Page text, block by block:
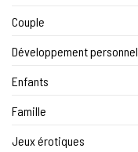
Couple
Développement personnel
Enfants
Famille
Jeux érotiques